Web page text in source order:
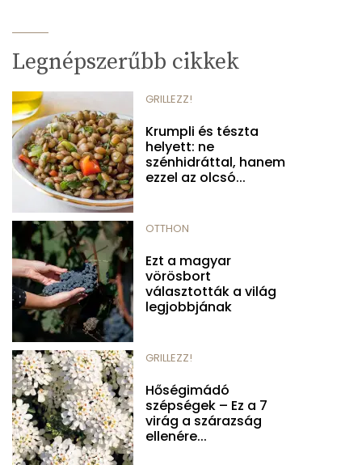
Legnépszerűbb cikkek
GRILLEZZ!
Krumpli és tészta
helyett: ne
szénhidráttal, hanem
ezzel az olcsó...
OTTHON
Ezt a magyar
vörösbort
választották a világ
legjobbjának
GRILLEZZ!
Hőségimádó
szépségek – Ez a 7
virág a szárazság
ellenére...